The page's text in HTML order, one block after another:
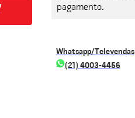
pagamento.
Whatsapp/Televendas
(21) 4003-4456